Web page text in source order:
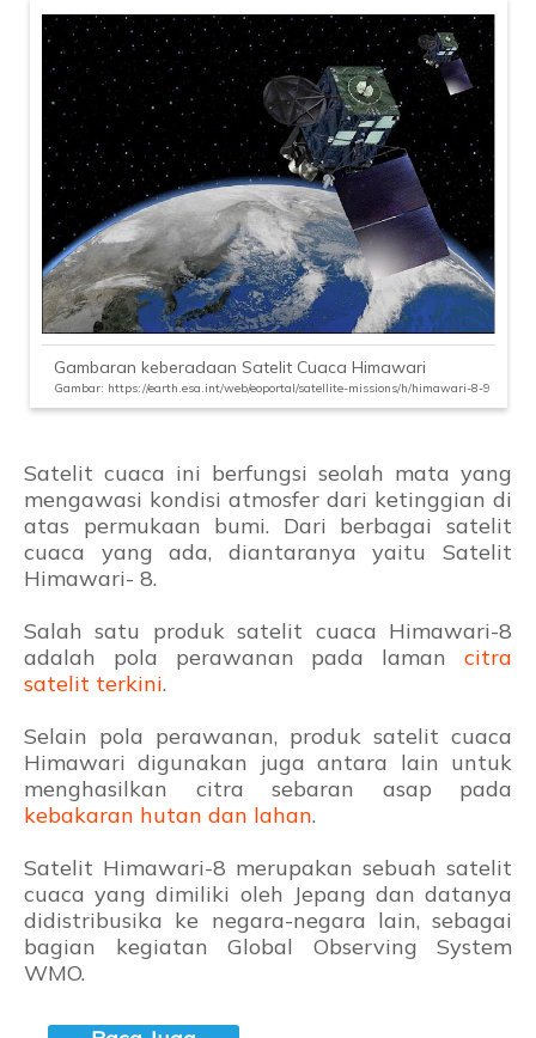
Gambaran keberadaan Satelit Cuaca Himawari
Gambar: https://earth.esa.int/web/eoportal/satellite-missions/h/himawari-8-9
Satelit cuaca ini berfungsi seolah mata yang
mengawasi kondisi atmosfer dari ketinggian di
atas permukaan bumi. Dari berbagai satelit
cuaca yang ada, diantaranya yaitu Satelit
Himawari- 8.
Salah satu produk satelit cuaca Himawari-8
adalah pola perawanan pada laman citra
satelit terkini.
Selain pola perawanan, produk satelit cuaca
Himawari digunakan juga antara lain untuk
menghasilkan citra sebaran asap pada
kebakaran hutan dan lahan.
Satelit Himawari-8 merupakan sebuah satelit
cuaca yang dimiliki oleh Jepang dan datanya
didistribusika ke negara-negara lain, sebagai
bagian kegiatan Global Observing System
WMO.